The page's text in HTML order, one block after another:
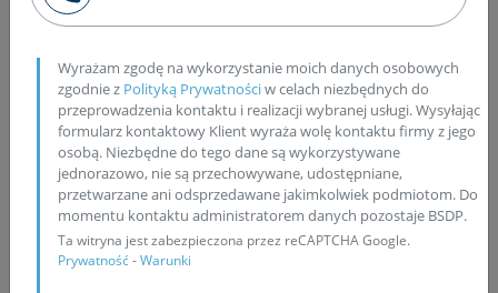
MITSHUBISHI Outlander 2.0 DI-D 4 CW 2.0 103 02/2007
MITSHUBISHI Lancer 2.0 DI-D CY/CZ 2.0 103 02/2008 -
08/2010 B...
MITSHUBISHI Lancer 2.0 DI-D Sport CX 2.0 103 08/2008
- 08/2010 B...
SEAT Altea 2.0 TDI 5P1 2.0 103 03/2004 - 07/2011 BKD
SEAT Altea 2.0 TDI 5P1 2.0 100 04/2004 - 03/2009 AZV
SEAT Altea XL 2.0 TDI 5P5 2.0 100 10/2006 - 03/2009
Wyrażam zgodę na wykorzystanie moich danych osobowych
zgodnie z Polityką Prywatnościw celach niezbędnych do
przeprowadzenia kontaktu i realizacji wybranej usługi. Wysyłając
formularz kontaktowy Klient wyraża wolę kontaktu firmy z jego
osobą. Niezbędne do tego dane są wykorzystywane
jednorazowo, nie są przechowywane, udostępniane,
przetwarzane ani odsprzedawane jakimkolwiek podmiotom. Do
momentu kontaktu administratorem danych pozostaje BSDP.
Ta witryna jest zabezpieczona przez reCAPTCHA Google.
Prywatność-Warunki